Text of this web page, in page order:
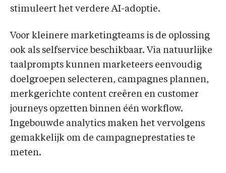
stimuleert het verdere AI-adoptie.
Voor kleinere marketingteams is de oplossing
ook als selfservice beschikbaar. Via natuurlijke
taalprompts kunnen marketeers eenvoudig
doelgroepen selecteren, campagnes plannen,
merkgerichte content creëren en customer
journeys opzetten binnen één workflow.
Ingebouwde analytics maken het vervolgens
gemakkelijk om de campagneprestaties te
meten.